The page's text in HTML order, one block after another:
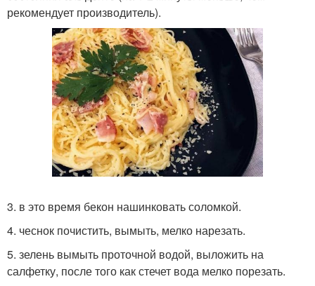
рекомендует производитель).
3. в это время бекон нашинковать соломкой.
4. чеснок почистить, вымыть, мелко нарезать.
5. зелень вымыть проточной водой, выложить на
салфетку, после того как стечет вода мелко порезать.